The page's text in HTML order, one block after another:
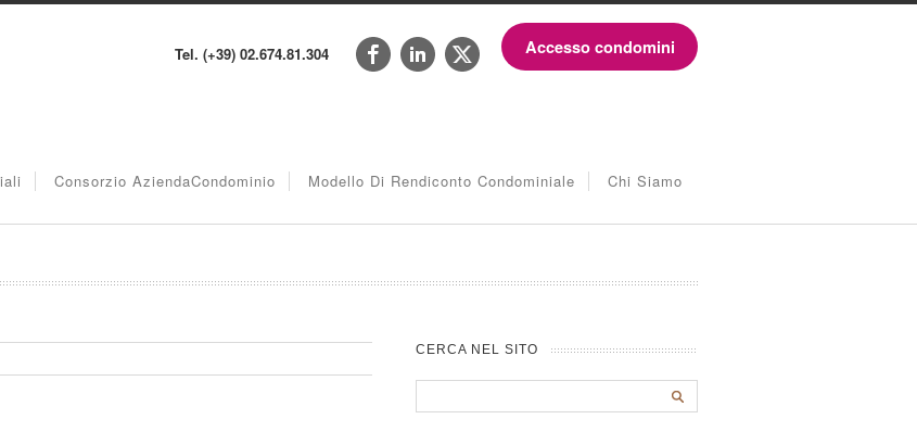
Tel. (+39) 02.674.81.304 Accesso condomini
Consorzio AziendaCondominio Modello Di Rendiconto Condominiale Chi Siamo
CERCA NEL SITO